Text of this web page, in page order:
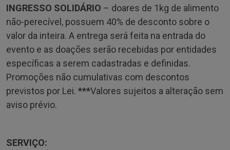
INGRESSO SOLIDÁRIO – doares de 1kg de alimento
não-perecível, possuem 40% de desconto sobre o
valor da inteira. A entrega será feita na entrada do
evento e as doações serão recebidas por entidades
específicas a serem cadastradas e definidas.
Promoções não cumulativas com descontos
previstos por Lei. ***Valores sujeitos a alteração sem
aviso prévio.
SERVIÇO: